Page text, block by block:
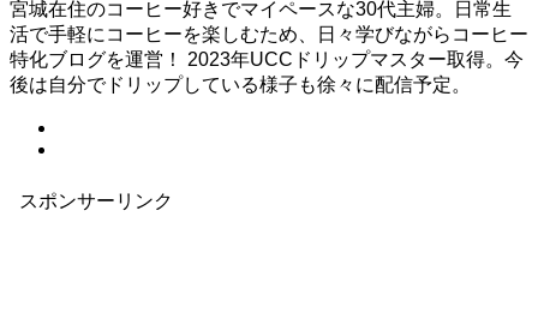
宮城在住のコーヒー好きでマイペースな30代主婦。日常生
活で手軽にコーヒーを楽しむため、日々学びながらコーヒー
特化ブログを運営！ 2023年UCCドリップマスター取得。今
後は自分でドリップしている様子も徐々に配信予定。
スポンサーリンク